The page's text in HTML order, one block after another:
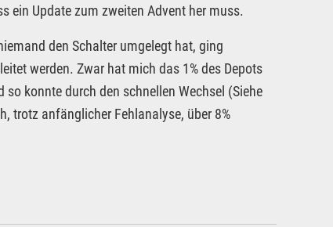
ein Update zum zweiten Advent her muss.
den Schalter umgelegt hat, ging
werden. Zwar hat mich das 1% des Depots
konnte durch den schnellen Wechsel (Siehe
trotz anfänglicher Fehlanalyse, über 8%